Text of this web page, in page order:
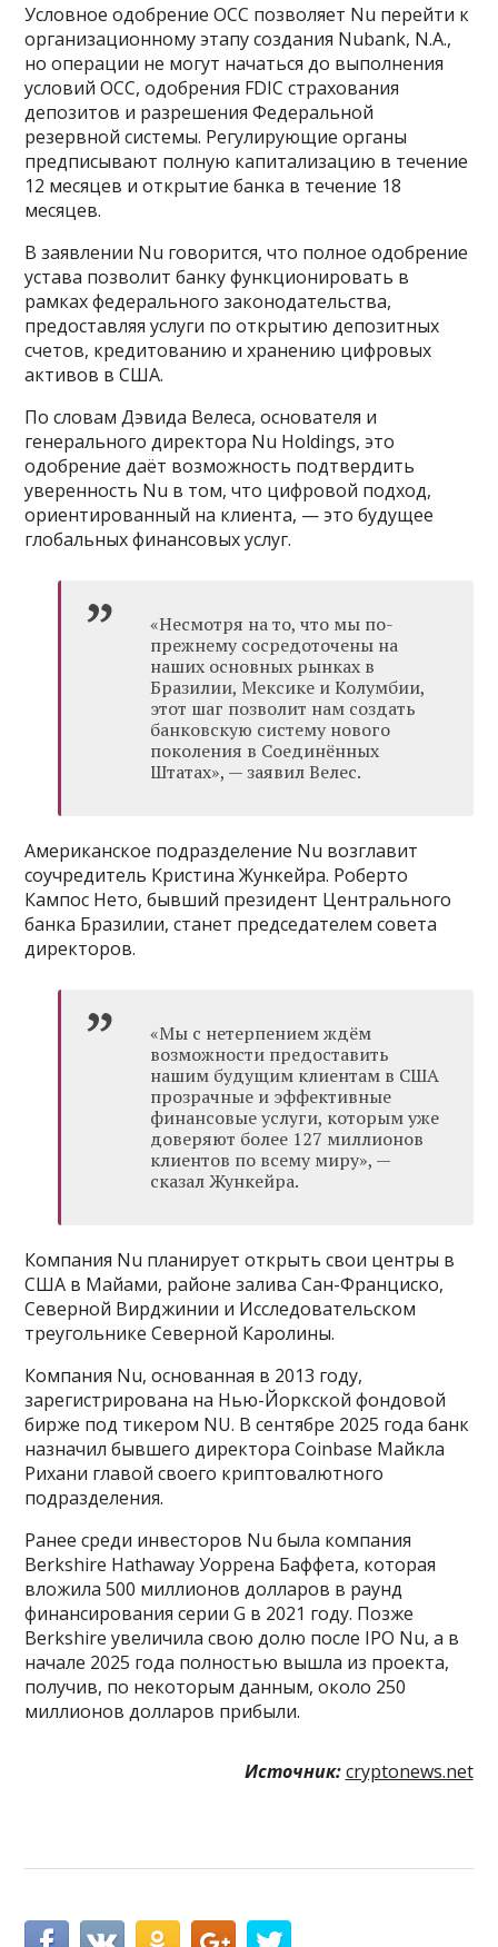
Условное одобрение OCC позволяет Nu перейти к
организационному этапу создания Nubank, N.A.,
но операции не могут начаться до выполнения
условий OCC, одобрения FDIC страхования
депозитов и разрешения Федеральной
резервной системы. Регулирующие органы
предписывают полную капитализацию в течение
12 месяцев и открытие банка в течение 18
месяцев.
В заявлении Nu говорится, что полное одобрение
устава позволит банку функционировать в
рамках федерального законодательства,
предоставляя услуги по открытию депозитных
счетов, кредитованию и хранению цифровых
активов в США.
По словам Дэвида Велеса, основателя и
генерального директора Nu Holdings, это
одобрение даёт возможность подтвердить
уверенность Nu в том, что цифровой подход,
ориентированный на клиента, — это будущее
глобальных финансовых услуг.
«Несмотря на то, что мы по-
прежнему сосредоточены на
наших основных рынках в
Бразилии, Мексике и Колумбии,
этот шаг позволит нам создать
банковскую систему нового
поколения в Соединённых
Штатах», — заявил Велес.
Американское подразделение Nu возглавит
соучредитель Кристина Жункейра. Роберто
Кампос Нето, бывший президент Центрального
банка Бразилии, станет председателем совета
директоров.
«Мы с нетерпением ждём
возможности предоставить
нашим будущим клиентам в США
прозрачные и эффективные
финансовые услуги, которым уже
доверяют более 127 миллионов
клиентов по всему миру», —
сказал Жункейра.
Компания Nu планирует открыть свои центры в
США в Майами, районе залива Сан-Франциско,
Северной Вирджинии и Исследовательском
треугольнике Северной Каролины.
Компания Nu, основанная в 2013 году,
зарегистрирована на Нью-Йоркской фондовой
бирже под тикером NU. В сентябре 2025 года банк
назначил бывшего директора Coinbase Майкла
Рихани главой своего криптовалютного
подразделения.
Ранее среди инвесторов Nu была компания
Berkshire Hathaway Уоррена Баффета, которая
вложила 500 миллионов долларов в раунд
финансирования серии G в 2021 году. Позже
Berkshire увеличила свою долю после IPO Nu, а в
начале 2025 года полностью вышла из проекта,
получив, по некоторым данным, около 250
миллионов долларов прибыли.
Источник: cryptonews.net